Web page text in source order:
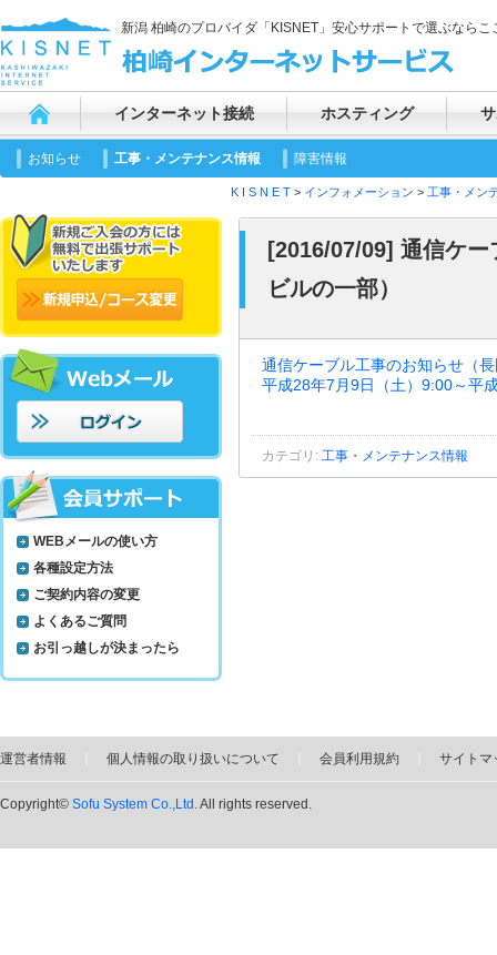
新潟 柏崎のプロバイダ「KISNET」安心サポートで選ぶならこ
インターネット接続 ホスティング
お知らせ 工事・メンテナンス情報 障害情報
K I S N E T > インフォメーション > 工事・メン
[2016/07/09] 通信ケ
ビルの一部）
通信ケーブル工事のお知らせ（
平成28年7月9日（土）9:00～平
カテゴリ : 工事・メンテナンス情報
WEBメールの使い方
各種設定方法
ご契約内容の変更
よくあるご質問
お引っ越しが決まったら
運営者情報 個人情報の取り扱いについて 会員利用規約 サイトマ
Copyright© Sofu System Co.,Ltd.All rights reserved.